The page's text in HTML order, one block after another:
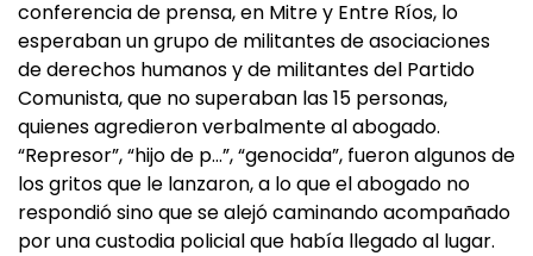
conferencia de prensa, en Mitre y Entre Ríos, lo
esperaban un grupo de militantes de asociaciones
de derechos humanos y de militantes del Partido
Comunista, que no superaban las 15 personas,
quienes agredieron verbalmente al abogado.
“Represor”, “hijo de p…”, “genocida”, fueron algunos de
los gritos que le lanzaron, a lo que el abogado no
respondió sino que se alejó caminando acompañado
por una custodia policial que había llegado al lugar.